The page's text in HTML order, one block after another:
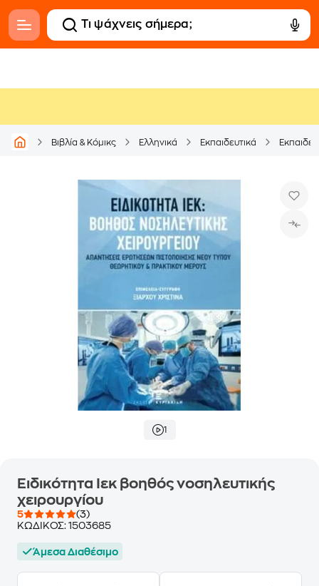
Βιβλία & Κόμικς Ελληνικά Εκπαιδευτικά
1
Ειδικότητα Ιεκ βοηθός νοσηλευτικής
χειρουργίου
5
(3)
ΚΩΔΙΚΟΣ: 1503685
Άμεσα Διαθέσιμο